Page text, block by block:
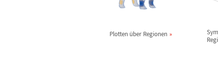
Plotten über Regionen